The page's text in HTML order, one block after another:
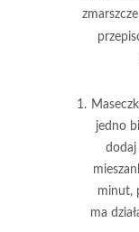
jedno
dodaj
minut,
ma